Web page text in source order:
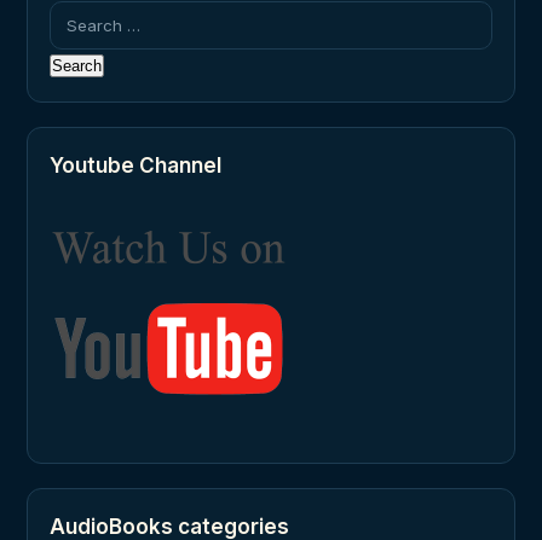
Search
for:
Youtube Channel
AudioBooks categories